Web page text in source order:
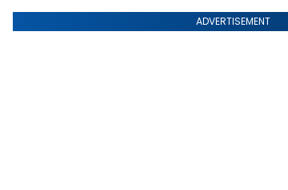
ADVERTISEMENT